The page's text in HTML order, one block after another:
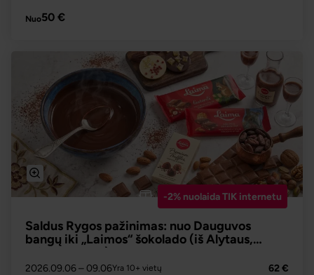
Nuo50 €
-2% nuolaida TIK internetu
Saldus Rygos pažinimas: nuo Dauguvos
bangų iki „Laimos“ šokolado (iš Alytaus,
Prienų, Kauno)
2026.09.06– 09.06Yra 10+ vietų 62 €